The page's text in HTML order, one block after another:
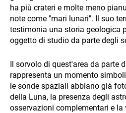
ha più crateri e molte meno
note come "mari lunari". Il suo
testimonia una storia geologica
oggetto di studio da parte degli
Il sorvolo di quest'area da parte
rappresenta un momento
le sonde spaziali abbiano già
della Luna, la presenza degli
osservazioni complementari e